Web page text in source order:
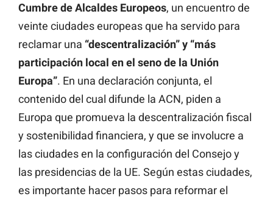
Cumbre de Alcaldes Europeos, un encuentro de
veinte ciudades europeas que ha servido para
reclamar una “descentralización” y “más
participación local en el seno de la Unión
Europa”. En una declaración conjunta, el
contenido del cual difunde la ACN, piden a
Europa que promueva la descentralización fiscal
y sostenibilidad financiera, y que se involucre a
las ciudades en la configuración del Consejo y
las presidencias de la UE. Según estas ciudades,
es importante hacer pasos para reformar el